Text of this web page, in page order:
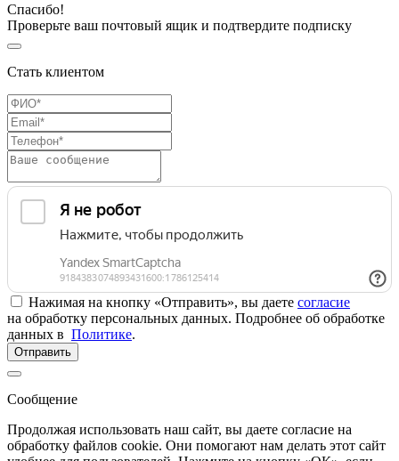
Спасибо!
Проверьте ваш почтовый ящик и подтвердите подписку
Стать клиентом
Нажимая на кнопку «Отправить», вы даете согласие
на обработку персональных данных. Подробнее об обработке
данных в Политике.
Отправить
Сообщение
Продолжая использовать наш сайт, вы даете согласие на
обработку файлов cookie. Они помогают нам делать этот сайт